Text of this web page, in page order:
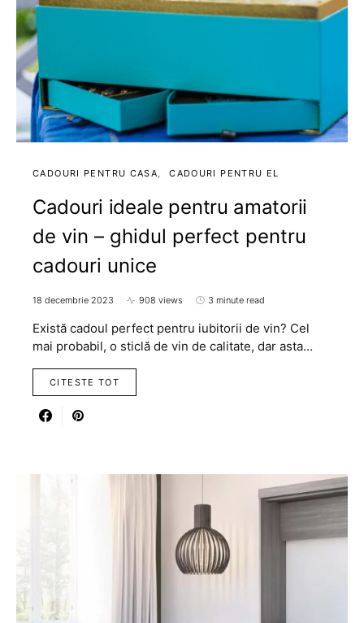
CADOURI PENTRU CASA CADOURI PENTRU EL
Cadouri ideale pentru amatorii
de vin – ghidul perfect pentru
cadouri unice
18 decembrie 2023 908 views 3 minute read
Există cadoul perfect pentru iubitorii de vin? Cel
mai probabil, o sticlă de vin de calitate, dar asta…
CITESTE TOT